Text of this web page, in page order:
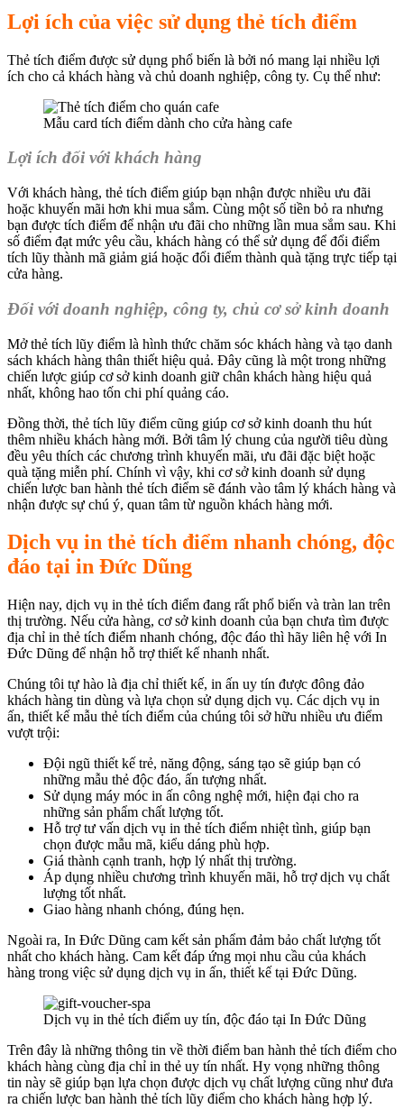
Lợi ích của việc sử dụng thẻ tích điểm
Thẻ tích điểm được sử dụng phổ biến là bởi nó mang lại nhiều lợi
ích cho cả khách hàng và chủ doanh nghiệp, công ty. Cụ thể như:
Mẫu card tích điểm dành cho cửa hàng cafe
Lợi ích đối với khách hàng
Với khách hàng, thẻ tích điểm giúp bạn nhận được nhiều ưu đãi
hoặc khuyến mãi hơn khi mua sắm. Cùng một số tiền bỏ ra nhưng
bạn được tích điểm để nhận ưu đãi cho những lần mua sắm sau. Khi
số điểm đạt mức yêu cầu, khách hàng có thể sử dụng để đổi điểm
tích lũy thành mã giảm giá hoặc đổi điểm thành quà tặng trực tiếp tại
cửa hàng.
Đối với doanh nghiệp, công ty, chủ cơ sở kinh doanh
Mở thẻ tích lũy điểm là hình thức chăm sóc khách hàng và tạo danh
sách khách hàng thân thiết hiệu quả. Đây cũng là một trong những
chiến lược giúp cơ sở kinh doanh giữ chân khách hàng hiệu quả
nhất, không hao tốn chi phí quảng cáo.
Đồng thời, thẻ tích lũy điểm cũng giúp cơ sở kinh doanh thu hút
thêm nhiều khách hàng mới. Bởi tâm lý chung của người tiêu dùng
đều yêu thích các chương trình khuyến mãi, ưu đãi đặc biệt hoặc
quà tặng miễn phí. Chính vì vậy, khi cơ sở kinh doanh sử dụng
chiến lược ban hành thẻ tích điểm sẽ đánh vào tâm lý khách hàng và
nhận được sự chú ý, quan tâm từ nguồn khách hàng mới.
Dịch vụ in thẻ tích điểm nhanh chóng, độc
đáo tại in Đức Dũng
Hiện nay, dịch vụ in thẻ tích điểm đang rất phổ biến và tràn lan trên
thị trường. Nếu cửa hàng, cơ sở kinh doanh của bạn chưa tìm được
địa chỉ in thẻ tích điểm nhanh chóng, độc đáo thì hãy liên hệ với In
Đức Dũng để nhận hỗ trợ thiết kế nhanh nhất.
Chúng tôi tự hào là địa chỉ thiết kế, in ấn uy tín được đông đảo
khách hàng tin dùng và lựa chọn sử dụng dịch vụ. Các dịch vụ in
ấn, thiết kế mẫu thẻ tích điểm của chúng tôi sở hữu nhiều ưu điểm
vượt trội:
Đội ngũ thiết kế trẻ, năng động, sáng tạo sẽ giúp bạn có
những mẫu thẻ độc đáo, ấn tượng nhất.
Sử dụng máy móc in ấn công nghệ mới, hiện đại cho ra
những sản phẩm chất lượng tốt.
Hỗ trợ tư vấn dịch vụ in thẻ tích điểm nhiệt tình, giúp bạn
chọn được mẫu mã, kiểu dáng phù hợp.
Giá thành cạnh tranh, hợp lý nhất thị trường.
Áp dụng nhiều chương trình khuyến mãi, hỗ trợ dịch vụ chất
lượng tốt nhất.
Giao hàng nhanh chóng, đúng hẹn.
Ngoài ra, In Đức Dũng cam kết sản phẩm đảm bảo chất lượng tốt
nhất cho khách hàng. Cam kết đáp ứng mọi nhu cầu của khách
hàng trong việc sử dụng dịch vụ in ấn, thiết kế tại Đức Dũng.
Dịch vụ in thẻ tích điểm uy tín, độc đáo tại In Đức Dũng
Trên đây là những thông tin về thời điểm ban hành thẻ tích điểm cho
khách hàng cùng địa chỉ in thẻ uy tín nhất. Hy vọng những thông
tin này sẽ giúp bạn lựa chọn được dịch vụ chất lượng cũng như đưa
ra chiến lược ban hành thẻ tích lũy điểm cho khách hàng hợp lý.